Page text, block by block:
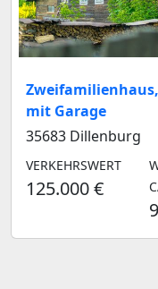
mit Garage
35683 Dillenburg
VERKEHRSWERT
125.000 €